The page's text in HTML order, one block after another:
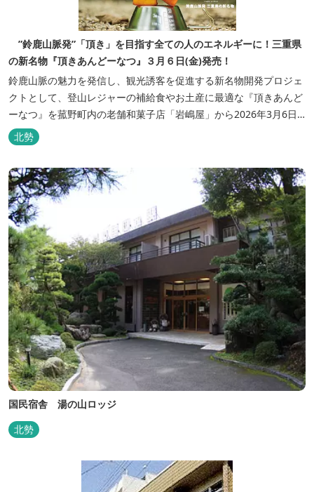
”鈴鹿山脈発”「頂き」を目指す全ての人のエネルギーに！三重県
の新名物『頂きあんどーなつ』３月６日(金)発売！
鈴鹿山脈の魅力を発信し、観光誘客を促進する新名物開発プロジェ
クトとして、登山レジャーの補給食やお土産に最適な『頂きあんど
ーなつ』を菰野町内の老舗和菓子店「岩嶋屋」から2026年3月6日
（金）より販売を開始いたしました。 ■商品コンセプト：自分だけ
の「頂き」を目指す人を応援 「山に登る目的が人それぞれであるよ
目指す人も、頑...
北勢
国民宿舎 湯の山ロッジ
北勢